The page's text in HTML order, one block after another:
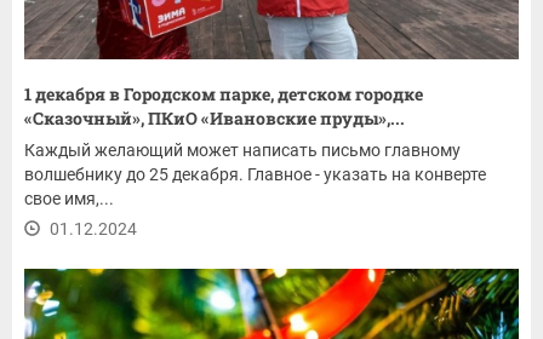
1 декабря в Городском парке, детском городке
«Сказочный», ПКиО «Ивановские пруды»,...
Каждый желающий может написать письмо главному
волшебнику до 25 декабря. Главное - указать на конверте
свое имя,...
01.12.2024